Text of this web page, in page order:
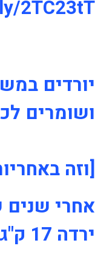
2TC23tT
יורדים
ושומרים
[וזה
אחרי
ירדה 17 ק"ג